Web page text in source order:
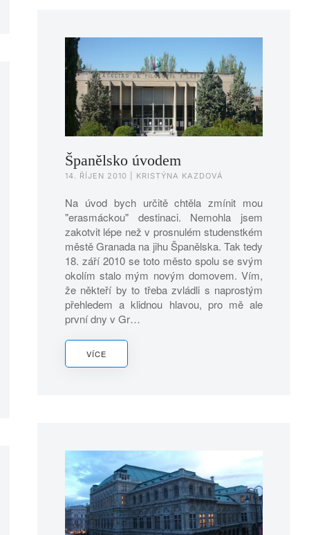
Španělsko úvodem
14. ŘÍJEN 2010 | KRISTÝNA KAZDOVÁ
Na úvod bych určitě chtěla zmínit mou
"erasmáckou" destinaci. Nemohla jsem
zakotvit lépe než v prosnulém studenstkém
městě Granada na jihu Španělska. Tak tedy
18. září 2010 se toto město spolu se svým
okolím stalo mým novým domovem. Vím,
že někteří by to třeba zvládli s naprostým
přehledem a klidnou hlavou, pro mě ale
první dny v Gr…
VÍCE